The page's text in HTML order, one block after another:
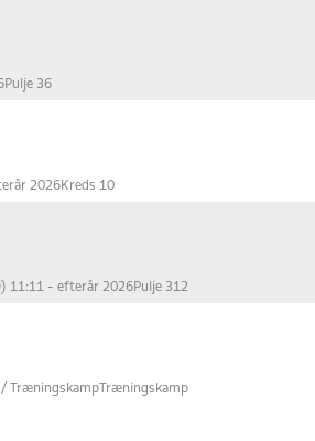
Pulje 36
2026Kreds 10
11:11 - efterår 2026Pulje 312
/ Træningskamp Træningskamp